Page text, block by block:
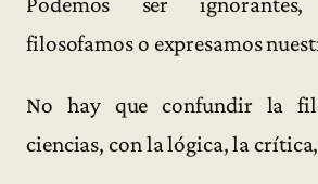
filosofamos o expresamos
No hay que confundir la
ciencias, con la lógica, la